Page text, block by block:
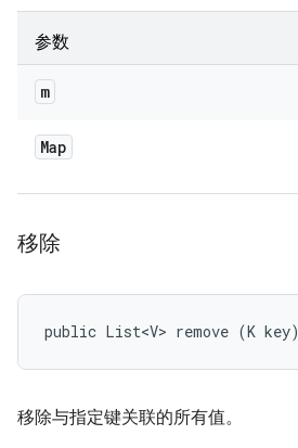
参数
m
Map
移除
public List<V> remove (K key)
移除与指定键关联的所有值。